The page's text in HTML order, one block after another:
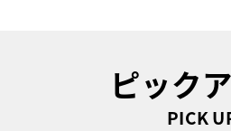
ピック
PICK